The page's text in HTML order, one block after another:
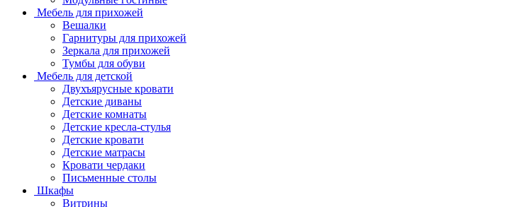
Мебель для прихожей
Вешалки
Гарнитуры для прихожей
Зеркала для прихожей
Тумбы для обуви
Мебель для детской
Двухъярусные кровати
Детские диваны
Детские комнаты
Детские кресла-стулья
Детские кровати
Детские матрасы
Кровати чердаки
Письменные столы
Шкафы
Витрины